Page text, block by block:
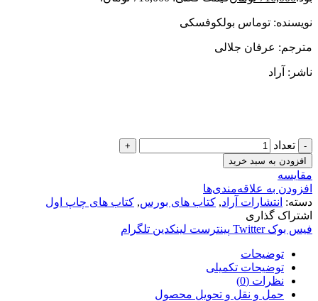
نویسنده: توماس بولکوفسکی
مترجم: عرفان جلالی
ناشر: آراد
تعداد
افزودن به سبد خرید
مقایسه
افزودن به علاقه‌مندی‌ها
دسته: انتشارات آراد, کتاب های بورس, کتاب های چاپ اول
اشتراک گذاری
فیس بوک Twitter پینترست لینکدین تلگرام
توضیحات
توضیحات تکمیلی
نظرات (0)
حمل و نقل و تحویل محصول